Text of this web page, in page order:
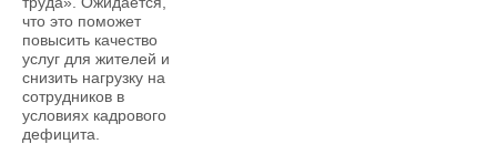
что это поможет
повысить качество
услуг для жителей и
снизить нагрузку на
сотрудников в
условиях кадрового
дефицита.